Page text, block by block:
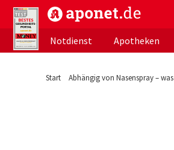
aponet.de - Das offizielle
Notdienst
Apotheken
Start Abhängig von Nasenspray –